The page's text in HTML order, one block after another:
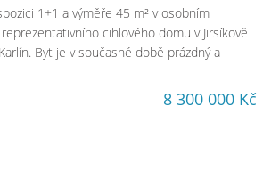
1+1 a výměře 45 m² v osobním
cihlového domu v Jirsíkově
Byt je v současné době prázdný a
8 300 000 Kč